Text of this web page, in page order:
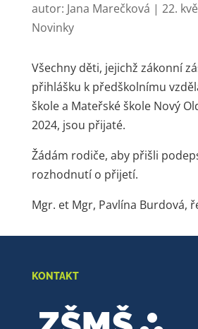
autor: Jana Marečková | 22.
Novinky
Všechny děti, jejichž zákonní
přihlášku k předškolnímu
škole a Mateřské škole Nový
2024, jsou přijaté.
Žádám rodiče, aby přišli
rozhodnutí o přijetí.
Mgr. et Mgr, Pavlína Burdová,
KONTAKT